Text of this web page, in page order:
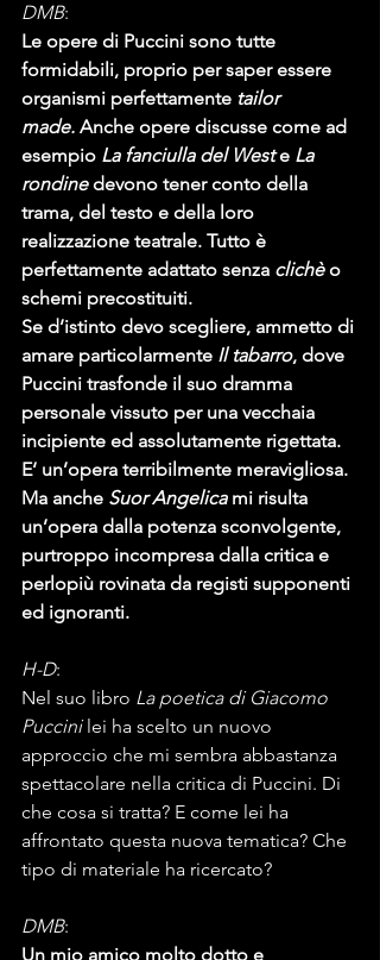
DMB:
Le opere di Puccini sono tutte
formidabili, proprio per saper essere
organismi perfettamente tailor
made. Anche opere discusse come ad
esempio La fanciulla del West e La
rondine devono tener conto della
trama, del testo e della loro
realizzazione teatrale. Tutto è
perfettamente adattato senza clichè o
schemi precostituiti.
Se d’istinto devo scegliere, ammetto di
amare particolarmente Il tabarro, dove
Puccini trasfonde il suo dramma
personale vissuto per una vecchaia
incipiente ed assolutamente rigettata.
E‘ un’opera terribilmente meravigliosa.
Ma anche Suor Angelica mi risulta
un’opera dalla potenza sconvolgente,
purtroppo incompresa dalla critica e
perlopiù rovinata da registi supponenti
ed ignoranti.
H-D:
Nel suo libro La poetica di Giacomo
Puccini lei ha scelto un nuovo
approccio che mi sembra abbastanza
spettacolare nella critica di Puccini. Di
che cosa si tratta? E come lei ha
affrontato questa nuova tematica? Che
tipo di materiale ha ricercato?
DMB:
Un mio amico molto dotto e